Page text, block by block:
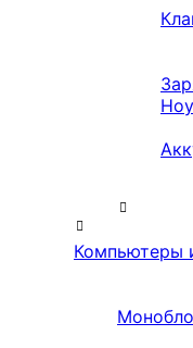
Компьютеры